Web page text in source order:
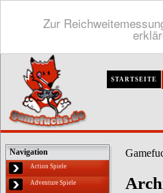
Zur
STARTSEITE
Navigation
Action Spiele
Adventure Spiele